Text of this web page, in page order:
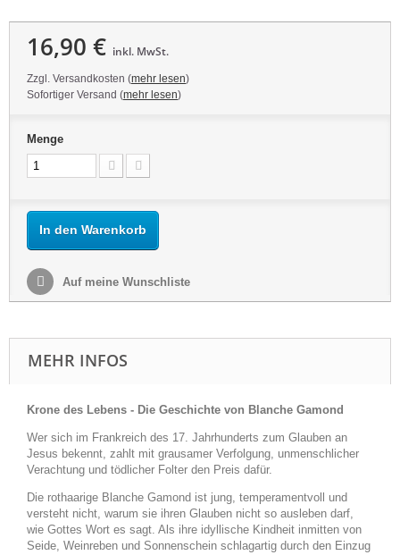
16,90 € inkl. MwSt.
Zzgl. Versandkosten (mehr lesen)
Sofortiger Versand (mehr lesen)
Menge
In den Warenkorb
Auf meine Wunschliste
MEHR INFOS
Krone des Lebens - Die Geschichte von Blanche Gamond
Wer sich im Frankreich des 17. Jahrhunderts zum Glauben an
Jesus bekennt, zahlt mit grausamer Verfolgung, unmenschlicher
Verachtung und tödlicher Folter den Preis dafür.
Die rothaarige Blanche Gamond ist jung, temperamentvoll und
versteht nicht, warum sie ihren Glauben nicht so ausleben darf,
wie Gottes Wort es sagt. Als ihre idyllische Kindheit inmitten von
Seide, Weinreben und Sonnenschein schlagartig durch den Einzug